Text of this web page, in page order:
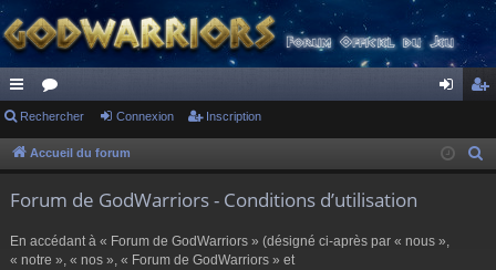
ac
co
s
or
u ne cri
Rechercher Connexion Inscription
Accueil du forum
Forum de GodWarriors - Conditions d’utilisation
En accédant à « Forum de GodWarriors » (désigné ci-après par « nous »,
« notre », « nos », « Forum de GodWarriors » et